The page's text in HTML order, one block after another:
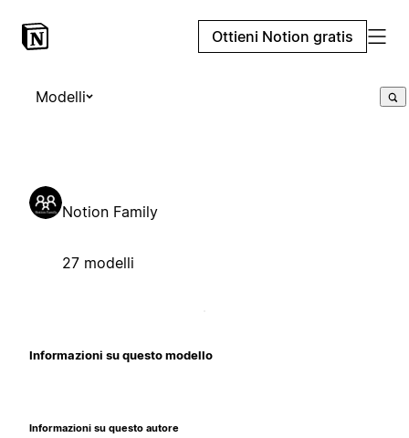
Ottieni Notion gratis
Modelli
Notion Family
27 modelli
Informazioni su questo modello
Informazioni su questo autore